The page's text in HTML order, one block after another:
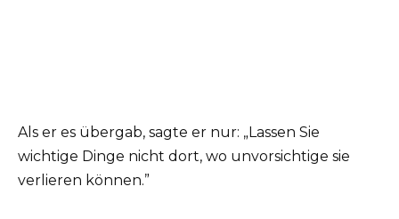
Als er es übergab, sagte er nur: „Lassen Sie
wichtige Dinge nicht dort, wo unvorsichtige sie
verlieren können.”